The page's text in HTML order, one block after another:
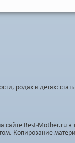
родах и детях:
Best-Mother.ru
Копирование